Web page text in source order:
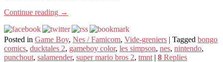
Continue reading →
Posted in Game Boy, Nes / Famicom, Vide-greniers | Tagged bongo
comics, ducktales 2, gameboy color, les simpson, nes, nintendo,
punchout, salamender, super mario bros 2, tmnt | 8 Replies